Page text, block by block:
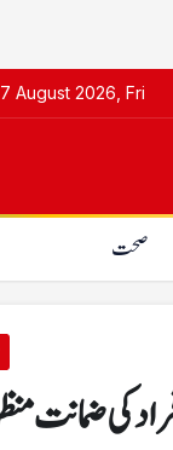
7 August 2026, Fri
صحت